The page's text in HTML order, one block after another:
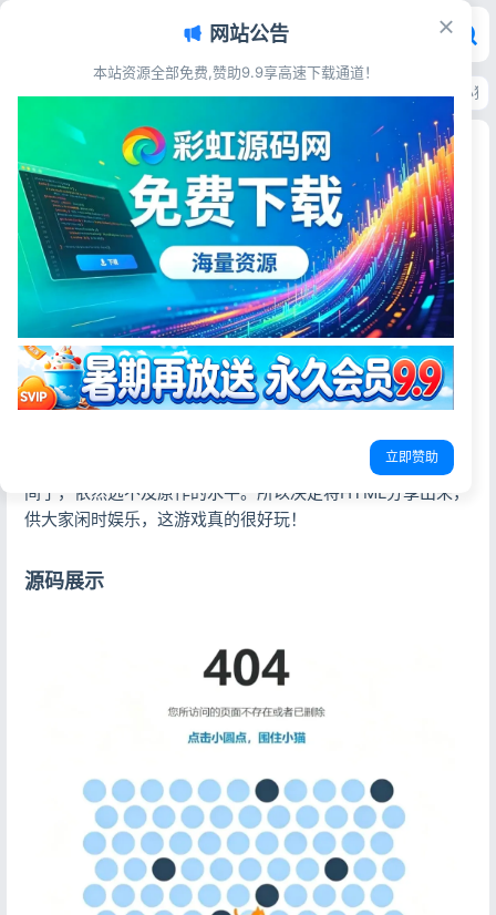
首页>源码资源>游戏娱乐>围住小猫小游戏HTML源码 404页面内嵌圈小猫
围住小猫小游戏HTML源码 404页面内嵌圈小猫益
智小游戏纯前端免后台
彩虹源码网
2026-06-16更新于2026-06-16 8阅读
源码简介
这个游戏做得非常成功，我闲暇时总会忍不住玩上一会儿。
真的很感谢，能让人在紧张的工作间隙坐下来放松一下。再
次，自从DeepSeek发布后，我曾尝试复刻这个小游戏，但效
果不理想。后来一时兴起，买了学生认证的Gemini 3，想第
一时间重新复刻。经过多次调试，我觉得已经没什么提升空
间了，依然远不及原作的水平。所以决定将HTML分享出来，
供大家闲时娱乐，这游戏真的很好玩！
源码展示
网站公告
本站资源全部免费,赞助9.9享高速下载通道！
立即赞助